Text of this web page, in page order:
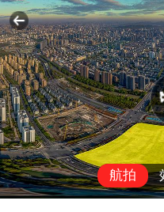
航拍